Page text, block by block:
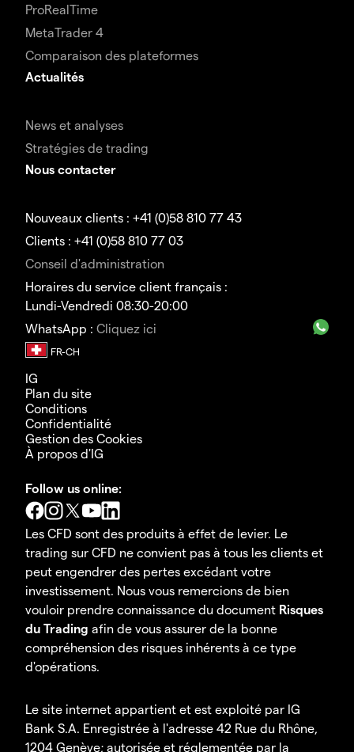
ProRealTime
MetaTrader 4
Comparaison des plateformes
Actualités
News et analyses
Stratégies de trading
Nous contacter
Nouveaux clients : +41 (0)58 810 77 43
Clients : +41 (0)58 810 77 03
Conseil d'administration
Horaires du service client français :
Lundi-Vendredi 08:30-20:00
WhatsApp : Cliquez ici
IG
Plan du site
Conditions
Confidentialité
Gestion des Cookies
À propos d'IG
Follow us online:
Les CFD sont des produits à effet de levier. Le
trading sur CFD ne convient pas à tous les clients et
peut engendrer des pertes excédant votre
investissement. Nous vous remercions de bien
vouloir prendre connaissance du document Risques
du Trading afin de vous assurer de la bonne
compréhension des risques inhérents à ce type
d'opérations.
Le site internet appartient et est exploité par IG
Bank S.A. Enregistrée à l'adresse 42 Rue du Rhône,
1204 Genève; autorisée et réglementée par la